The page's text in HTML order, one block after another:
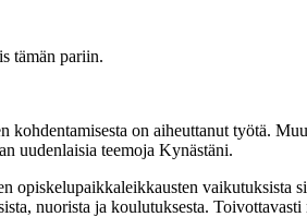
tämän pariin.
on aiheuttanut työtä.
uudenlaisia teemoja Kynästäni.
opiskelupaikkaleikkausten vaikutuksista
nuorista ja koulutuksesta.